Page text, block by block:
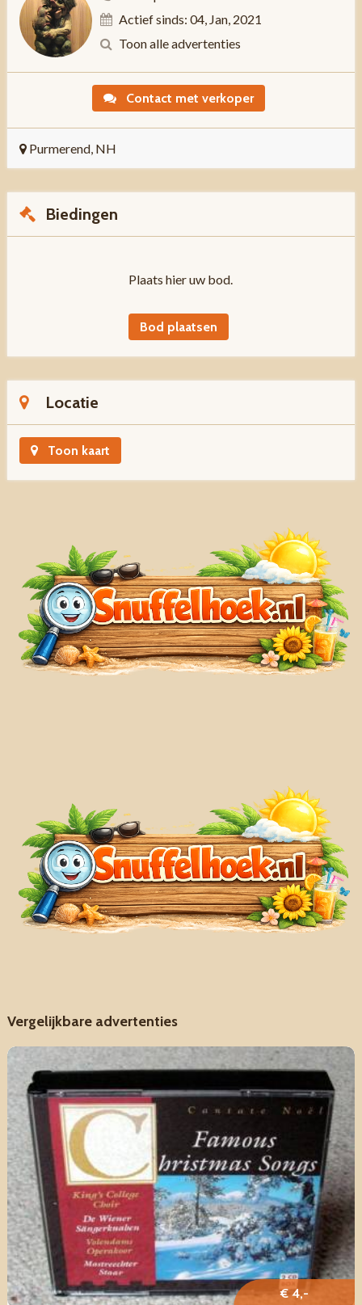
Actief sinds: 04, Jan, 2021
Toon alle advertenties
Contact met verkoper
Purmerend, NH
Biedingen
Plaats hier uw bod.
Bod plaatsen
Locatie
Toon kaart
Vergelijkbare advertenties
€ 4,-